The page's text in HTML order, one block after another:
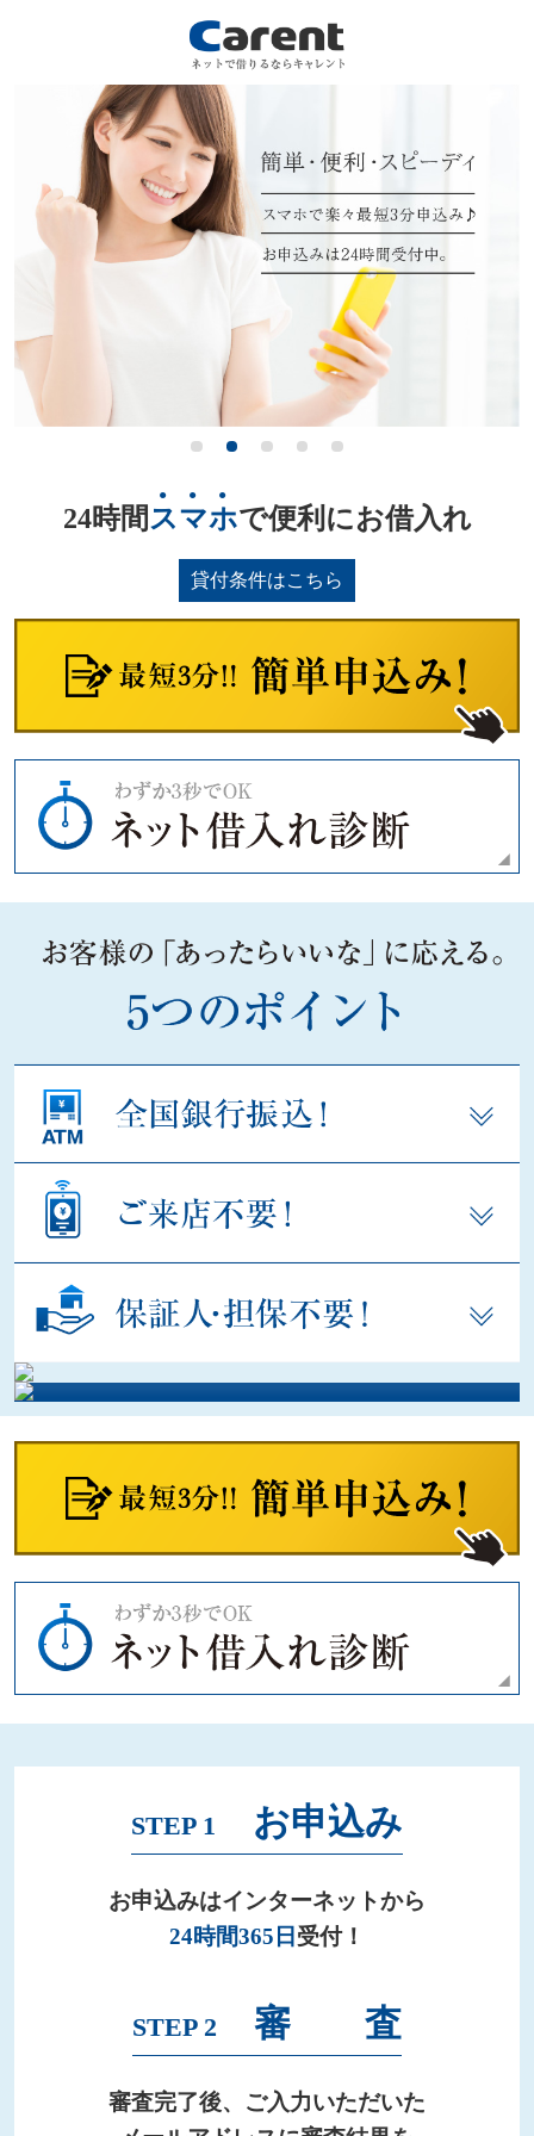
24時間スマホで便利にお借入れ
貸付条件はこちら
STEP 1 お申込み
お申込みはインターネットから
24時間365日 受付！
STEP 2 審 査
審査完了後、ご入力いただいた